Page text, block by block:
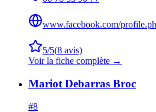
www.facebook.com/
5/5(8 avis)
Voir la fiche complète →
Mariot Debarras Broc
#8